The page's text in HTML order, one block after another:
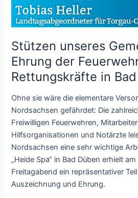
Stützen unseres
Ehrung der
Rettungskräfte in
Ohne sie wäre die elementare
Nordsachsen gefährdet: Die
Freiwilligen Feuerwehren,
Hilfsorganisationen und Notärzte
Nordsachsen eine sehr wichtige
„Heide Spa“ in Bad Düben erhielt
Freitagabend ein repräsentativer
Auszeichnung und Ehrung.